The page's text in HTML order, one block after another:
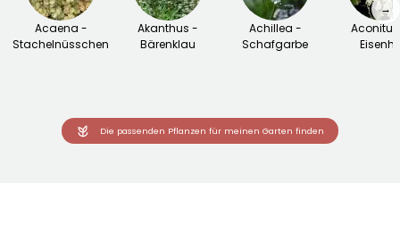
Acaena -
Stachelnüsschen
Akanthus -
Bärenklau
Achillea -
Schafgarbe
→
Die passenden Pflanzen für meinen Garten finden